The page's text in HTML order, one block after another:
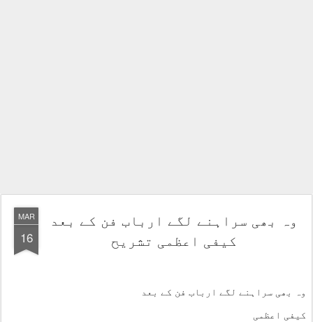
MAR
16
وہ بھی سراہنے لگے ارباب فن کے بعد
کیفی اعظمی تشریح
وہ بھی سراہنے لگے ارباب فن کے بعد
کیفی اعظمی